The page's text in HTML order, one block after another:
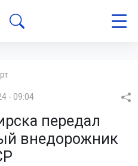
- 09:04
передал
внедорожник